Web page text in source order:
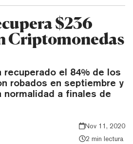
$236
Criptomonedas
recuperado el 84% de los
robados en septiembre y
normalidad a finales de
Nov 11, 2020
2 min lectura